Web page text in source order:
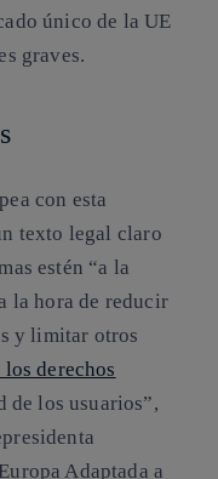
único de la UE
graves.
con esta
texto legal claro
estén “a la
la hora de reducir
y limitar otros
derechos
de los usuarios”,
Adaptada a